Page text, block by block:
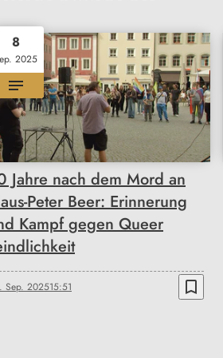
8
2025
Jahre nach dem Mord an
Peter Beer: Erinnerung
Kampf gegen Queer
Sep. 202515:51 bookmark_border